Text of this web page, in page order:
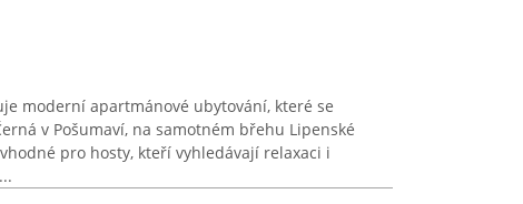
moderní apartmánové ubytování, které se
v Pošumaví, na samotném břehu Lipenské
pro hosty, kteří vyhledávají relaxaci i